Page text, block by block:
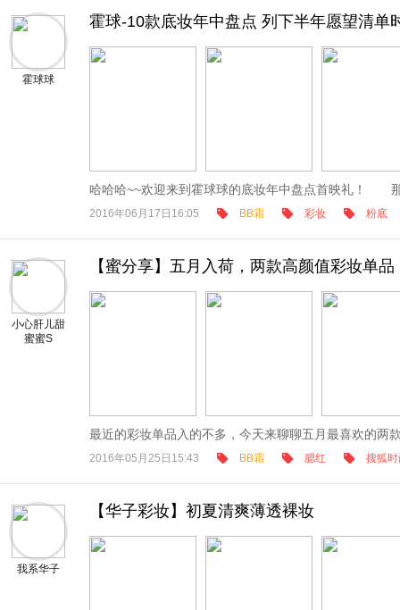
霍球球
霍球-10款底妆年中盘点 列下半年愿望清单
哈哈哈~~欢迎来到霍球球的底妆年中盘点首映礼！
2016年06月17日16:05 BB霜 彩妆 粉底
小心肝儿甜
蜜蜜S
【蜜分享】五月入荷，两款高颜值彩妆单品
最近的彩妆单品入的不多，今天来聊聊五月最喜欢的两
2016年05月25日15:43 BB霜 腮红 搜狐
我系华子
【华子彩妆】初夏清爽薄透裸妆